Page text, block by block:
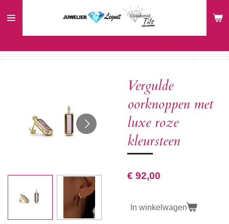
direct
hoofdinhoud
Vergulde
oorknoppen met
luxe roze
kleursteen
€ 92,00
In winkelwagen